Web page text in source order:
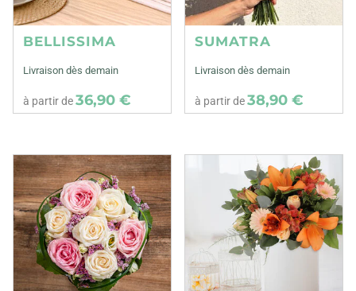
BELLISSIMA
Livraison dès demain
à partir de36,90 €
SUMATRA
Livraison dès demain
à partir de38,90 €